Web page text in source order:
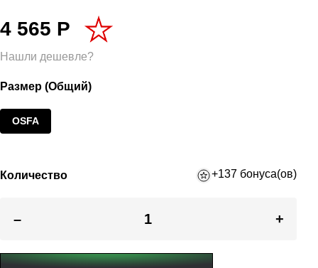
4 565 Р
Нашли дешевле?
Размер (Общий)
OSFA
Количество +137 бонуса(ов)
– +